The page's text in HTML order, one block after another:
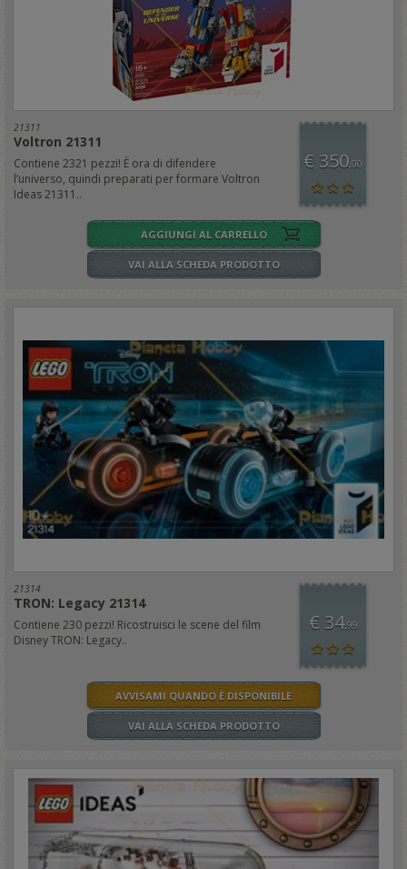
21311
Voltron 21311
Contiene 2321 pezzi! È ora di difendere
l’universo, quindi preparati per formare Voltron
Ideas 21311..
€ 350,00
AGGIUNGI AL CARRELLO
VAI ALLA SCHEDA PRODOTTO
21314
TRON: Legacy 21314
Contiene 230 pezzi! Ricostruisci le scene del film
Disney TRON: Legacy..
€ 34,99
AVVISAMI QUANDO È DISPONIBILE
VAI ALLA SCHEDA PRODOTTO